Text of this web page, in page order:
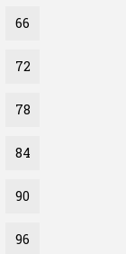
66
72
78
84
90
96